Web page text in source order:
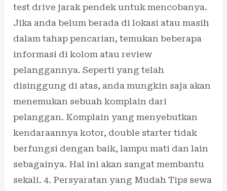
test drive jarak pendek untuk mencobanya.
Jika anda belum berada di lokasi atau masih
dalam tahap pencarian, temukan beberapa
informasi di kolom atau review
pelanggannya. Seperti yang telah
disinggung di atas, anda mungkin saja akan
menemukan sebuah komplain dari
pelanggan. Komplain yang menyebutkan
kendaraannya kotor, double starter tidak
berfungsi dengan baik, lampu mati dan lain
sebagainya. Hal ini akan sangat membantu
sekali. 4. Persyaratan yang Mudah Tips sewa